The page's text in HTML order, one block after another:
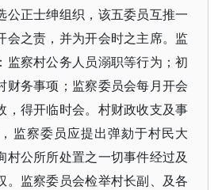
公正士绅组织，该五委员互推一
会之责，并为开会时之主席。监
监察村公务人员溺职等行为；初
财务事项；监察委员会每月开会
，得开临时会。村财政收支及事
监察委员应提出弹劾于村民大
村公所所处置之一切事件经过及
。监察委员会检举村长副、及各